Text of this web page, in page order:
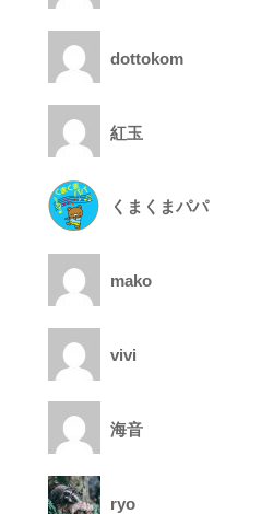
dottokom
紅玉
くまくまパパ
mako
vivi
海音
ryo